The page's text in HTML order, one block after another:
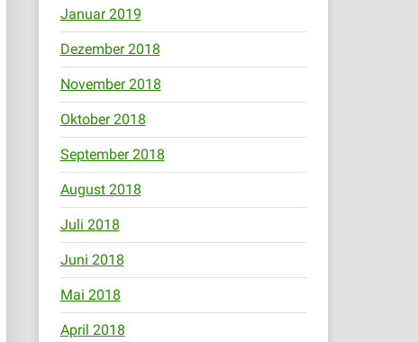
Januar 2019
Dezember 2018
November 2018
Oktober 2018
September 2018
August 2018
Juli 2018
Juni 2018
Mai 2018
April 2018